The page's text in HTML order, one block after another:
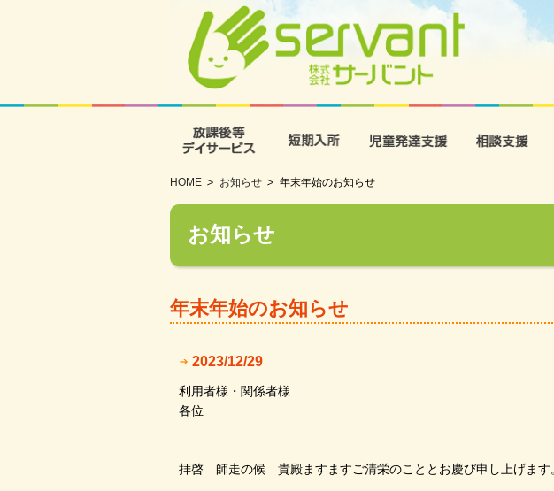
HOME お知らせ 年末年始のお知らせ
お知らせ
年末年始のお知らせ
2023/12/29
利用者様・関係者様
各位
拝啓 師走の候 貴殿ますますご清栄のこととお慶び申し上げます